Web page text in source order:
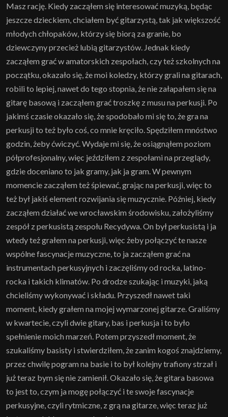
Masz rację. Kiedy zacząłem się interesować muzyką, będąc
jeszcze dzieckiem, chciałem być gitarzystą, tak jak większość
młodych chłopaków, którzy się biorą za granie, bo
dziewczyny przecież lubią gitarzystów. Jednak kiedy
zacząłem grać w amatorskich zespołach, czy też szkolnych na
początku, okazało się, że moi koledzy, którzy grali na gitarach,
robili to lepiej, nawet do tego stopnia, że nie załapałem się na
gitarę basową i zacząłem grać troszkę z musu na perkusji. Po
jakimś czasie okazało się, że spodobało mi się to, że gra na
perkusji to też było coś, co mnie kręciło. Spędziłem mnóstwo
godzin, żeby ćwiczyć. Wydaje mi się, że osiągnąłem poziom
półprofesjonalny, więc jeździłem z zespołami na przeglądy,
gdzie doceniano to jak gramy, jak ja gram. W pewnym
momencie zacząłem też śpiewać, grając na perkusji, więc to
też był jakiś element rozwijania się muzycznie. Później, kiedy
zacząłem działać we wrocławskim środowisku, założyliśmy
zespół z perkusistą zespołu Recydywa. On był perkusistą i ja
wtedy też grałem na perkusji, więc żeby połączyć te nasze
wspólne fascynacje muzyczne, to ja zacząłem grać na
instrumentach perkusyjnych i zaczęliśmy od rocka, latino-
rocka i takich klimatów. Po drodze szukając i muzyki, jaką
chcieliśmy wykonywać i składu. Przyszedł nawet taki
moment, kiedy grałem na mojej wymarzonej gitarze. Graliśmy
w kwartecie, czyli dwie gitary, bas i perkusja i to było
spełnienie moich marzeń. Potem przyszedł moment, że
szukaliśmy basisty i stwierdziłem, że zanim kogoś znajdziemy,
przez chwilę pogram na basie i to był kolejny trafiony strzał i
już teraz bym się nie zamienił. Okazało się, że gitara basowa
to jest to, czym ja mogę połączyć i te swoje fascynacje
perkusyjne, czyli rytmiczne, z grą na gitarze, więc teraz już